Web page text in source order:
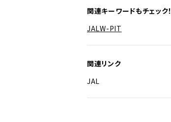
関連キーワードもチェック！
JALW-PIT
関連リンク
JAL